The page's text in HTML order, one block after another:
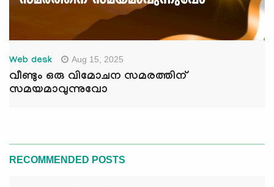
Web desk Aug 15, 2025
വീണ്ടും ഒരു വിമോചന സമരത്തിന്
സമയമാവുന്നുവോ
RECOMMENDED POSTS